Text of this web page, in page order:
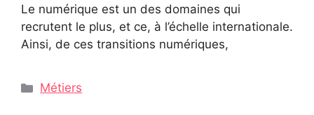
Le numérique est un des domaines qui
recrutent le plus, et ce, à l’échelle internationale.
Ainsi, de ces transitions numériques,
Catégories
Métiers